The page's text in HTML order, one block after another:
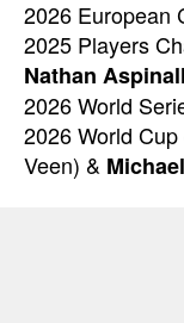
2026 European
2025 Players
Nathan Aspinall
2026 World
2026 World
Veen) &